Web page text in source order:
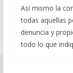
Así mismo la
todas aquellas
denuncia y
todo lo que